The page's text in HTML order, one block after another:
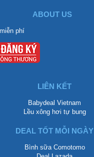
ABOUT US
phí
LIÊN KẾT
Babydeal Vietnam
Lều xông hơi tự bung
DEAL TỐT MỖI NGÀY
Bình sữa Comotomo